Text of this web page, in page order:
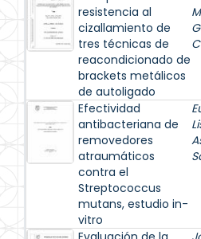
resistencia al
cizallamiento de
tres técnicas de
reacondicionado de
brackets metálicos
de autoligado
Efectividad
antibacteriana de
removedores
atraumáticos
contra el
Streptococcus
mutans, estudio in-
vitro